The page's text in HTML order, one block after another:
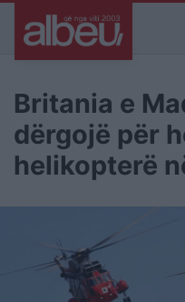
Britania e
dërgojë për
helikopterë